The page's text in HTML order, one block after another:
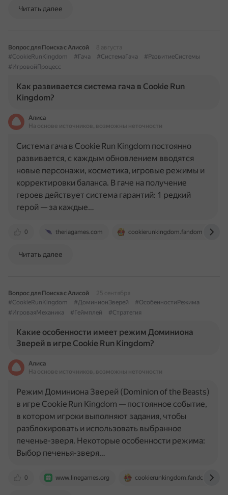
Читать далее
Вопрос для Поиска с Алисой
8 августа
#CookieRunKingdom
#Гача #СистемаГача
#РазвитиеСистемы
#ИгровойПроцесс
Как развивается система гача в Cookie Run
Kingdom?
Алиса
На основе источников, возможны неточности
0 theriagames.com cookierunkingdom.fandom.com
Система гача в Cookie Run Kingdom постоянно
развивается, с каждым обновлением вводятся
новые персонажи, косметика, игровые режимы и
корректировки баланса. В гаче на получение
героев действует система гарантий: 1 редкий
герой — за каждые…
Читать далее
Вопрос для Поиска с Алисой
25 сентября
#CookieRunKingdom
#ДоминионЗверей
#ОсобенностиРежима
#ИгроваяМеханика
#Геймплей #Стратегия
Какие особенности имеет режим Доминиона
Зверей в игре Cookie Run Kingdom?
Алиса
На основе источников, возможны неточности
0 www.linegames.org cookierunkingdom.fandom.com
Режим Доминиона Зверей (Dominion of the Beasts)
в игре Cookie Run Kingdom — постоянное событие,
в котором игроки выполняют задания, чтобы
разблокировать и использовать выбранное
печенье-зверя. Некоторые особенности режима:
Выбор печенья-зверя…